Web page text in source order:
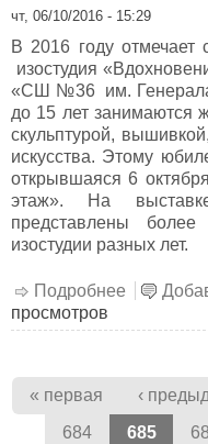
чт, 06/10/2016 - 15:29
В 2016 году отмечает
изостудия
«СШ №36 им. Генерала
до 15 лет занимаются
скульптурой,
искусства. Этому
открывшаяся 6
этаж». На
представлены
изостудии разных лет.
Подробнее о
просмотров
Страницы
« первая ‹
684
685